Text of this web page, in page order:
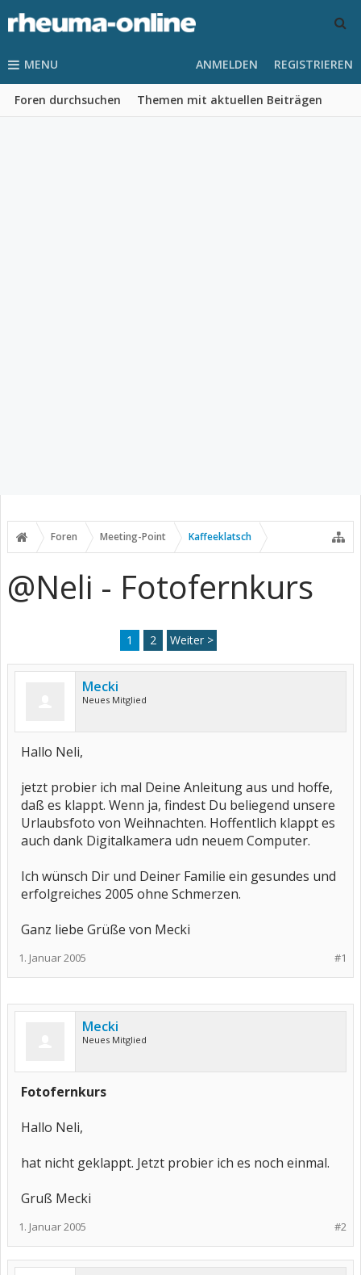
MENU
Foren durchsuchen Themen mit aktuellen Beiträgen
ANMELDEN REGISTRIEREN
Foren Meeting-Point Kaffeeklatsch
@Neli - Fotofernkurs
1 2 Weiter >
Mecki
Neues Mitglied
Hallo Neli,
jetzt probier ich mal Deine Anleitung aus und hoffe,
daß es klappt. Wenn ja, findest Du beliegend unsere
Urlaubsfoto von Weihnachten. Hoffentlich klappt es
auch dank Digitalkamera udn neuem Computer.
Ich wünsch Dir und Deiner Familie ein gesundes und
erfolgreiches 2005 ohne Schmerzen.
Ganz liebe Grüße von Mecki
#1
1. Januar 2005
Mecki
Neues Mitglied
Fotofernkurs
Hallo Neli,
hat nicht geklappt. Jetzt probier ich es noch einmal.
Gruß Mecki
#2
1. Januar 2005